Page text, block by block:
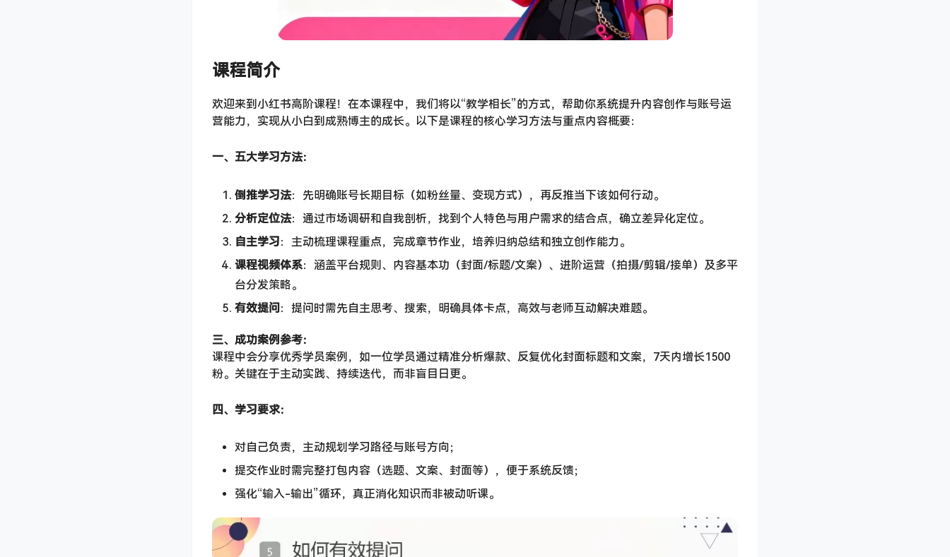
课程简介
欢迎来到小红书高阶课程！在本课程中，我们将以“教学相长”的方式，帮助你系统提升内容创作与账号运
营能力，实现从小白到成熟博主的成长。以下是课程的核心学习方法与重点内容概要：
一、五大学习方法：​
倒推学习法​：先明确账号长期目标（如粉丝量、变现方式），再反推当下该如何行动。
分析定位法​：通过市场调研和自我剖析，找到个人特色与用户需求的结合点，确立差异化定位。
自主学习​：主动梳理课程重点，完成章节作业，培养归纳总结和独立创作能力。
课程视频体系​：涵盖平台规则、内容基本功（封面/标题/文案）、进阶运营（拍摄/剪辑/接单）及多平
台分发策略。
有效提问 ​：提问时需先自主思考、搜索，明确具体卡点，高效与老师互动解决难题。
三、成功案例参考：​
课程中会分享优秀学员案例，如一位学员通过精准分析爆款、反复优化封面标题和文案，7天内增长1500
粉。关键在于主动实践、持续迭代，而非盲目日更。
四、学习要求：​
对自己负责，主动规划学习路径与账号方向；
提交作业时需完整打包内容（选题、文案、封面等），便于系统反馈；
强化“输入-输出”循环，真正消化知识而非被动听课。